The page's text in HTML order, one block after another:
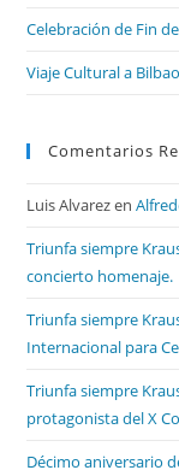
Celebración de Fin
Viaje Cultural a
Comentarios
Luis Alvarezen
Triunfa siempre
concierto homenaje.
Triunfa siempre
Internacional para
Triunfa siempre
protagonista del X
Décimo aniversario